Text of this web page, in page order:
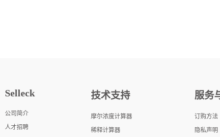
Selleck
公司简介
人才招聘
技术支持
摩尔浓度计算器
稀释计算器
服务
订购方法
隐私声明